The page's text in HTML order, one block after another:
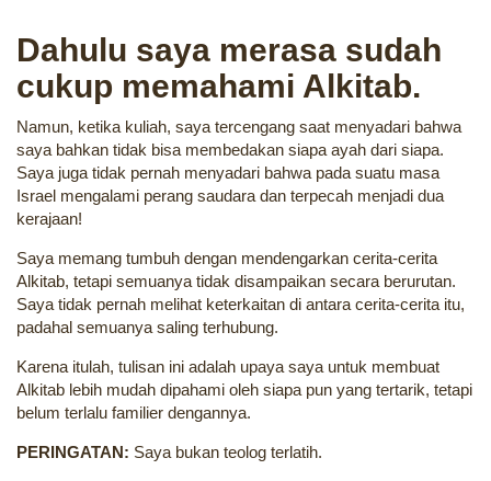
Dahulu saya merasa sudah
cukup memahami Alkitab.
Namun, ketika kuliah, saya tercengang saat menyadari bahwa
saya bahkan tidak bisa membedakan siapa ayah dari siapa.
Saya juga tidak pernah menyadari bahwa pada suatu masa
Israel mengalami perang saudara dan terpecah menjadi dua
kerajaan!
Saya memang tumbuh dengan mendengarkan cerita-cerita
Alkitab, tetapi semuanya tidak disampaikan secara berurutan.
Saya tidak pernah melihat keterkaitan di antara cerita-cerita itu,
padahal semuanya saling terhubung.
Karena itulah, tulisan ini adalah upaya saya untuk membuat
Alkitab lebih mudah dipahami oleh siapa pun yang tertarik, tetapi
belum terlalu familier dengannya.
PERINGATAN: Saya bukan teolog terlatih.